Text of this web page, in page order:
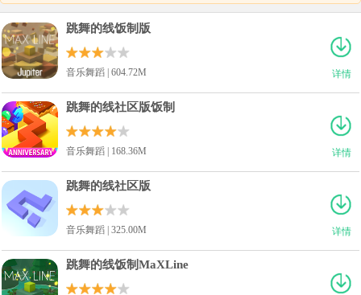
详情
跳舞的线饭制版
音乐舞蹈 | 604.72M
详情
跳舞的线社区版饭制
音乐舞蹈 | 168.36M
详情
跳舞的线社区版
音乐舞蹈 | 325.00M
跳舞的线饭制MaXLine